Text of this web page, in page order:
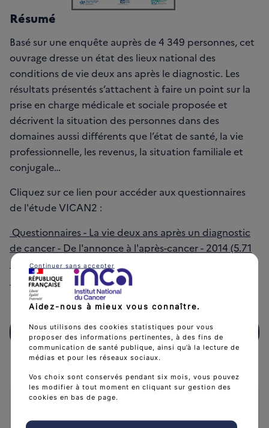
Résumé
Basé sur une enquête auprès de 4 349 personnes, cet
ouvrage dresse un état des lieux national des
conditions de vie deux ans après le diagnostic. Les
résultats présentés s’attachent à faire un point sur la
prise en charge médicale et sociale proposée et
décrivent la situation des personnes dans des
domaines aussi différents que l’état de santé, la vie
professionnelle, les revenus, la situation familiale et
conjugale…
Cliquez sur ce lien pour accéder aux questionnaires
de l'étude VICAN2 :
Questionnaires - La vie deux ans après un diagnostic
de cancer - De l'annonce à l'après-cancer - 2014 (5.71
MB)
Téléchargez le rapport dans sa
Télécharger(1 MB)
Télécharger La vie deux ans après un diagnostic de
Caractéristiques
Aidez-nous à mieux vous connaître.
Nous utilisons des cookies statistiques pour vous
proposer des informations pertinentes, à des fins de
communication de santé publique, ainsi qu’à la lecture de
médias et pour les réseaux sociaux.
Vos choix sont conservés pendant six mois, vous pouvez
les modifier à tout moment en cliquant sur gestion des
cookies en bas de page.
Continuer sans accepter